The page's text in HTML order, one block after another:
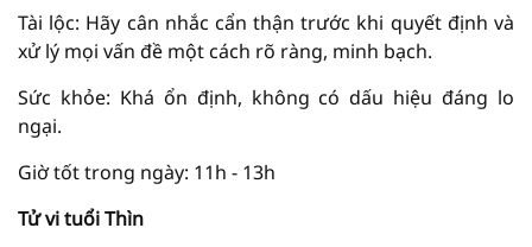
Tài lộc: Hãy cân nhắc cẩn thận trước khi quyết định và
xử lý mọi vấn đề một cách rõ ràng, minh bạch.
Sức khỏe: Khá ổn định, không có dấu hiệu đáng lo
ngại.
Giờ tốt trong ngày: 11h - 13h
Tử vi tuổi Thìn